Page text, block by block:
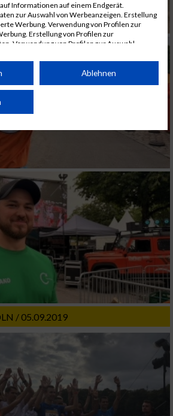
/ 05.09.2019
Informationen auf einem Endgerät.
zur Auswahl von Werbeanzeigen. Erstellung
Werbung. Verwendung von Profilen zur
Erstellung von Profilen zur
Verwendung von Profilen zur Auswahl
von Zielgruppen durch Statistiken oder
verschiedenen Quellen. Entwicklung und
Europäischen Union weitergegeben und in die
IAB-Anbieter)
Zwecke:
Zugriff auf Informationen
Daten zur Auswahl
für personalisierte
zur Auswahl
zur Personalisierung
zur Auswahl
Ablehnen